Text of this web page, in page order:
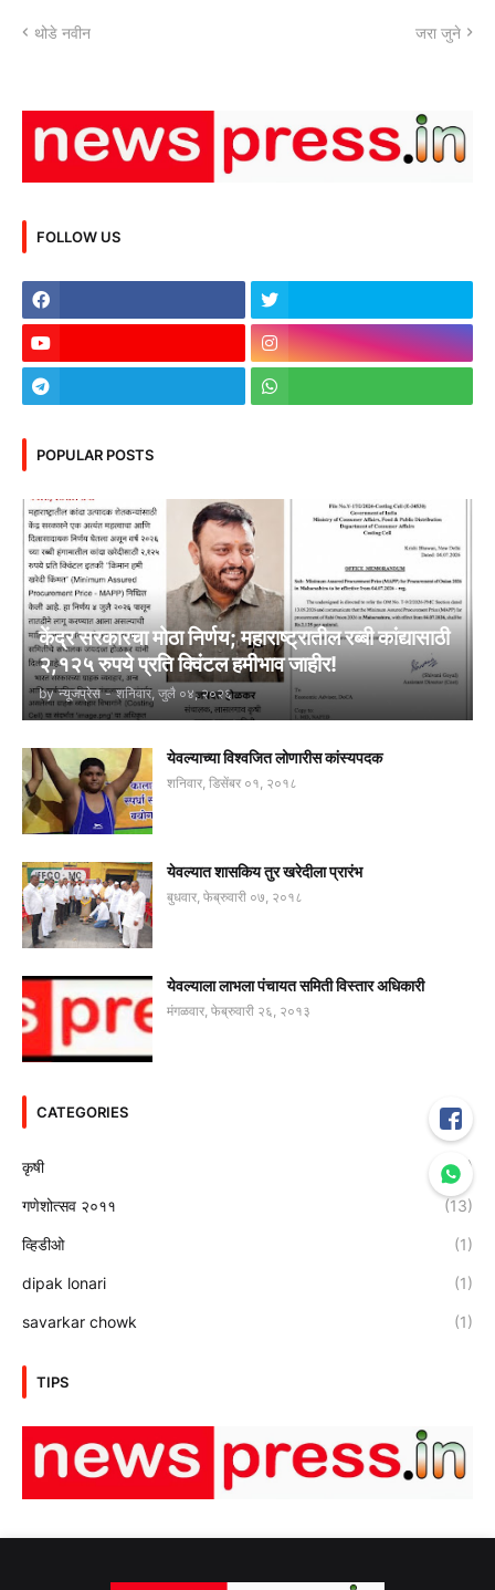
थोडे नवीन जरा जुने
FOLLOW US
POPULAR POSTS
केंद्र सरकारचा मोठा निर्णय; महाराष्ट्रातील रब्बी कांद्यासाठी
२,१२५ रुपये प्रति क्विंटल हमीभाव जाहीर!
by न्यूजप्रेस - शनिवार, जुलै ०४, २०२६
येवल्याच्या विश्वजित लोणारीस कांस्यपदक
शनिवार, डिसेंबर ०१, २०१८
येवल्यात शासकिय तुर खरेदीला प्रारंभ
बुधवार, फेब्रुवारी ०७, २०१८
येवल्याला लाभला पंचायत समिती विस्तार अधिकारी
मंगळवार, फेब्रुवारी २६, २०१३
CATEGORIES
कृषी (1)
गणेशोत्सव २०११ (13)
व्हिडीओ (1)
dipak lonari (1)
savarkar chowk (1)
TIPS